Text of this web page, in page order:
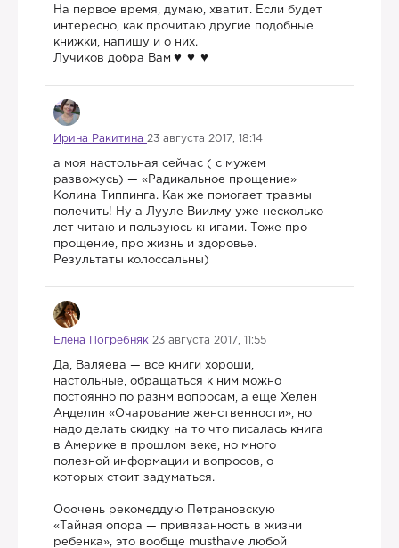
На первое время, думаю, хватит. Если будет
интересно, как прочитаю другие подобные
книжки, напишу и о них.
Лучиков добра Вам
Ирина Ракитина 23 августа 2017, 18:14
а моя настольная сейчас ( с мужем
развожусь) — «Радикальное прощение»
Колина Типпинга. Как же помогает травмы
полечить! Ну а Лууле Виилму уже несколько
лет читаю и пользуюсь книгами. Тоже про
прощение, про жизнь и здоровье.
Результаты колоссальны)
Елена Погребняк 23 августа 2017, 11:55
​Да, Валяева — все книги хороши,
настольные, обращаться к ним можно
постоянно по разнм вопросам, а еще Х​елен
Анделин «Очарование женственности», но
надо делать скидку на то что писалась книга
в Америке в прошлом веке, но много
полезной информации и вопросов, о
которых стоит задуматься.
Ооочень рекомеддую Петрановскую
«Тайная опора — привязанность в жизни
ребенка», это вообще musthave любой